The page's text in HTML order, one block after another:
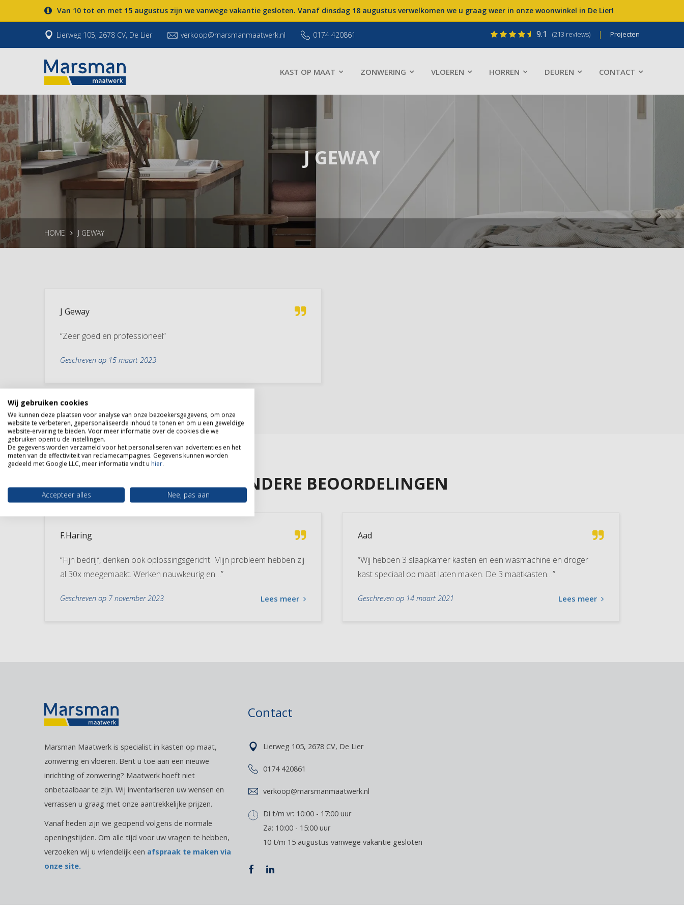
Van 10 tot en met 15 augustus zijn we vanwege vakantie gesloten. Vanaf dinsdag 18 augustus verwelkomen we u graag weer in onze woonwinkel in De Lier!
Lierweg 105, 2678 CV, De Lier verkoop@marsmanmaatwerk.nl 0174 420861 9.1 (213 reviews) | Projecten
KAST OP MAAT ZONWERING VLOEREN HORREN DEUREN CONTACT
J GEWAY
HOME J GEWAY
J Geway
“Zeer goed en professioneel”
Geschreven op 15 maart 2023
ANDERE BEOORDELINGEN
F.Haring
“Fijn bedrijf, denken ook oplossingsgericht. Mijn probleem hebben zij
al 30x meegemaakt. Werken nauwkeurig en…”
Geschreven op 7 november 2023 Lees meer
Aad
“Wij hebben 3 slaapkamer kasten en een wasmachine en droger
kast speciaal op maat laten maken. De 3 maatkasten…”
Geschreven op 14 maart 2021 Lees meer
Marsman Maatwerk is specialist in kasten op maat,
zonwering en vloeren. Bent u toe aan een nieuwe
inrichting of zonwering? Maatwerk hoeft niet
onbetaalbaar te zijn. Wij inventariseren uw wensen en
verrassen u graag met onze aantrekkelijke prijzen.
Vanaf heden zijn we geopend volgens de normale
openingstijden. Om alle tijd voor uw vragen te hebben,
verzoeken wij u vriendelijk een afspraak te maken via
onze site.
Contact
Lierweg 105, 2678 CV, De Lier
0174 420861
verkoop@marsmanmaatwerk.nl
Di t/m vr: 10:00 - 17:00 uur
Za: 10:00 - 15:00 uur
10 t/m 15 augustus vanwege vakantie gesloten
Wij gebruiken cookies
We kunnen deze plaatsen voor analyse van onze bezoekersgegevens, om onze
website te verbeteren, gepersonaliseerde inhoud te tonen en om u een geweldige
website-ervaring te bieden. Voor meer informatie over de cookies die we
gebruiken opent u de instellingen.
De gegevens worden verzameld voor het personaliseren van advertenties en het
meten van de effectiviteit van reclamecampagnes. Gegevens kunnen worden
gedeeld met Google LLC, meer informatie vindt u hier.
Accepteer alles Nee, pas aan